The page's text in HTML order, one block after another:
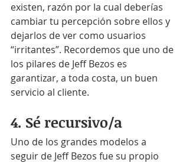
existen, razón por la cual deberías
cambiar tu percepción sobre ellos y
dejarlos de ver como usuarios
“irritantes”. Recordemos que uno de
los pilares de Jeff Bezos es
garantizar, a toda costa, un buen
servicio al cliente.
4. Sé recursivo/a
Uno de los grandes modelos a
seguir de Jeff Bezos fue su propio